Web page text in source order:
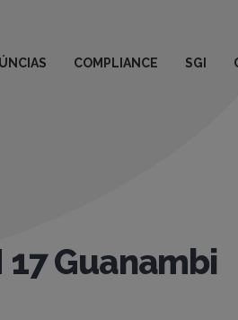
COMPLIANCE SGI
Guanambi